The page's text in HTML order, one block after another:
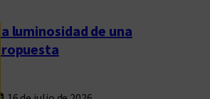
La luminosidad de una
propuesta